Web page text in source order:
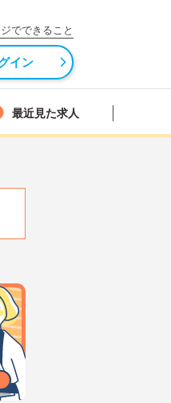
でできること
イン
最近見た求人